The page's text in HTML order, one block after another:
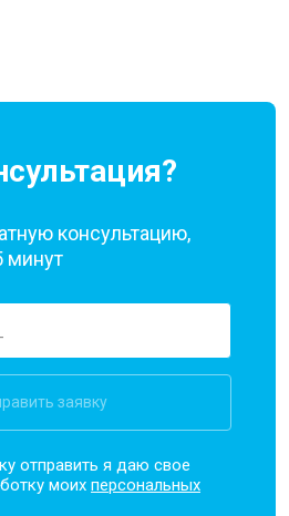
консультацию,
минут
заявку
отправить я даю свое
моихперсональных